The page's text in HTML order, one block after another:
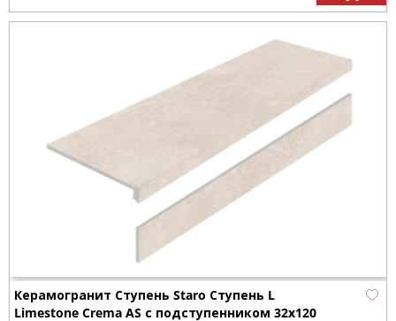
Керамогранит Ступень Staro Ступень L
Limestone Crema AS с подступенником 32x120